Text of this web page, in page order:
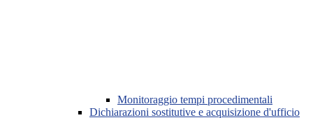
Monitoraggio tempi procedimentali
Dichiarazioni sostitutive e acquisizione d'ufficio